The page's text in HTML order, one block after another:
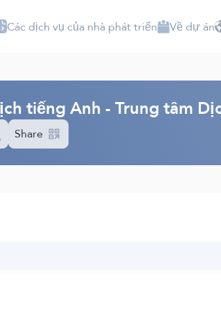
Các dịch vụ của nhà phát triển Về dự án
tiếng Anh - Trung tâm
Share